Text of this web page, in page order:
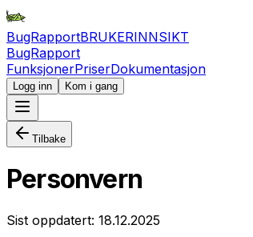
BugRapportBRUKERINNSIKT
BugRapport
FunksjonerPriserDokumentasjon
Logg inn Kom i gang
Tilbake
Personvern
Sist oppdatert: 18.12.2025